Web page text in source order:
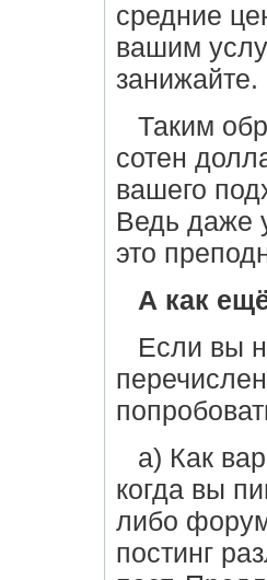
средние
вашим
занижайте.
Таким
сотен
вашего
Ведь даже
это
А как
Если вы
а) Как
когда вы
либо
постинг